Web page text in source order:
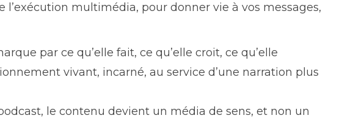
multimédia, pour donner vie à vos messages,
par ce qu’elle fait, ce qu’elle croit, ce qu’elle
vivant, incarné, au service d’une narration plus
le contenu devient un média de sens, et non un